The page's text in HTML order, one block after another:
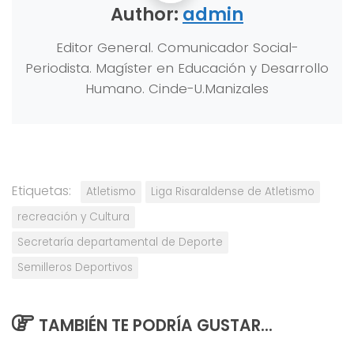
Author:admin
Editor General. Comunicador Social-
Periodista. Magíster en Educación y Desarrollo
Humano. Cinde-U.Manizales
Etiquetas: Atletismo
Liga Risaraldense de Atletismo
recreación y Cultura
Secretaría departamental de Deporte
Semilleros Deportivos
TAMBIÉN TE PODRÍA GUSTAR...